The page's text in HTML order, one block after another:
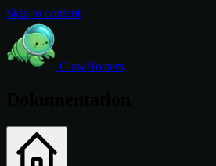
Skip to content
ClawHosters